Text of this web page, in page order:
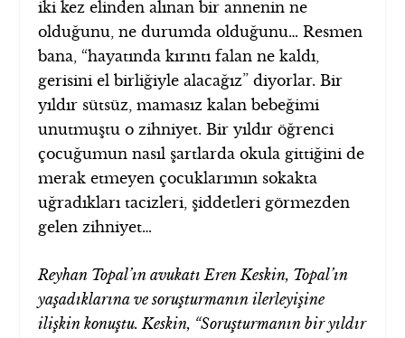
iki kez elinden alınan bir annenin ne
olduğunu, ne durumda olduğunu… Resmen
bana, “hayatında kırıntı falan ne kaldı,
gerisini el birliğiyle alacağız” diyorlar. Bir
yıldır sütsüz, mamasız kalan bebeğimi
unutmuştu o zihniyet. Bir yıldır öğrenci
çocuğumun nasıl şartlarda okula gittiğini de
merak etmeyen çocuklarımın sokakta
uğradıkları tacizleri, şiddetleri görmezden
gelen zihniyet…
Reyhan Topal’ın avukatı Eren Keskin, Topal’ın
yaşadıklarına ve soruşturmanın ilerleyişine
ilişkin konuştu. Keskin, “Soruşturmanın bir yıldır